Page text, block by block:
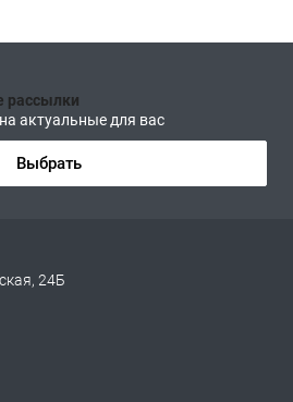
рассылки
актуальные для вас
Выбрать
24Б